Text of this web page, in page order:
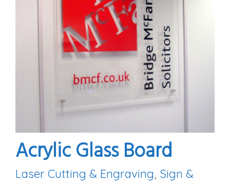
Acrylic Glass Board
Laser Cutting & Engraving, Sign &